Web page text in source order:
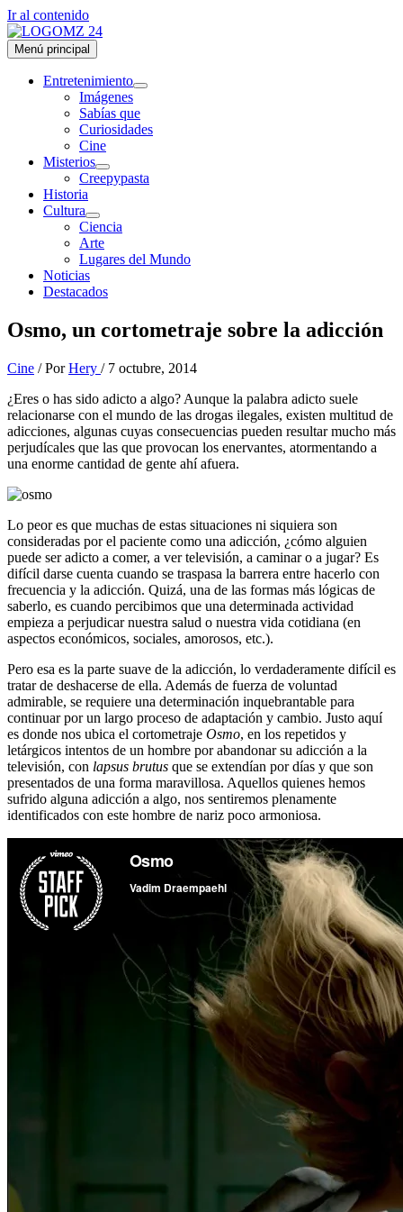
Ir al contenido
Menú principal
Entretenimiento
Imágenes
Sabías que
Curiosidades
Cine
Misterios
Creepypasta
Historia
Cultura
Ciencia
Arte
Lugares del Mundo
Noticias
Destacados
Osmo, un cortometraje sobre la adicción
Cine / PorHery / 7 octubre, 2014
¿Eres o has sido adicto a algo? Aunque la palabra adicto suele
relacionarse con el mundo de las drogas ilegales, existen multitud de
adicciones, algunas cuyas consecuencias pueden resultar mucho más
perjudícales que las que provocan los enervantes, atormentando a
una enorme cantidad de gente ahí afuera.
Lo peor es que muchas de estas situaciones ni siquiera son
consideradas por el paciente como una adicción, ¿cómo alguien
puede ser adicto a comer, a ver televisión, a caminar o a jugar? Es
difícil darse cuenta cuando se traspasa la barrera entre hacerlo con
frecuencia y la adicción. Quizá, una de las formas más lógicas de
saberlo, es cuando percibimos que una determinada actividad
empieza a perjudicar nuestra salud o nuestra vida cotidiana (en
aspectos económicos, sociales, amorosos, etc.).
Pero esa es la parte suave de la adicción, lo verdaderamente difícil es
tratar de deshacerse de ella. Además de fuerza de voluntad
admirable, se requiere una determinación inquebrantable para
continuar por un largo proceso de adaptación y cambio. Justo aquí
es donde nos ubica el cortometraje Osmo, en los repetidos y
letárgicos intentos de un hombre por abandonar su adicción a la
televisión, con lapsus brutus que se extendían por días y que son
presentados de una forma maravillosa. Aquellos quienes hemos
sufrido alguna adicción a algo, nos sentiremos plenamente
identificados con este hombre de nariz poco armoniosa.